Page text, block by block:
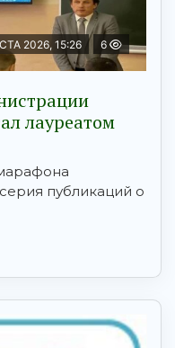
2026, 15:26 6
лауреатом
публикаций о